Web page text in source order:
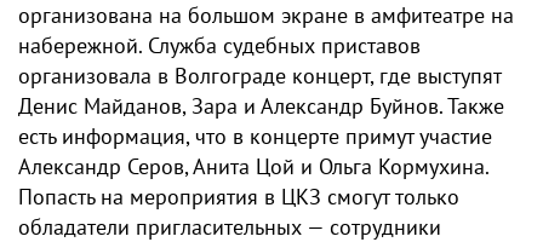
организована на большом экране в амфитеатре на
набережной. Служба судебных приставов
организовала в Волгограде концерт, где выступят
Денис Майданов, Зара и Александр Буйнов. Также
есть информация, что в концерте примут участие
Александр Серов, Анита Цой и Ольга Кормухина.
Попасть на мероприятия в ЦКЗ смогут только
обладатели пригласительных — сотрудники